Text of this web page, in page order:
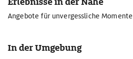
Angebote für unvergessliche Momente
In der Umgebung